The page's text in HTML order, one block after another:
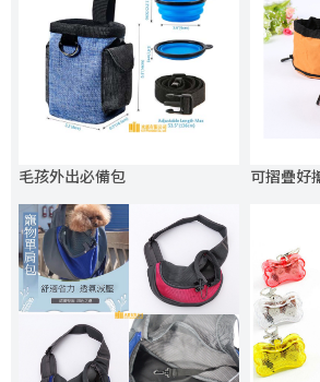
毛孩外出必備包 可摺疊好